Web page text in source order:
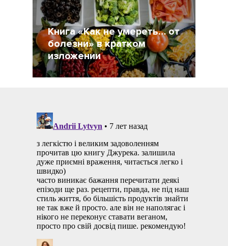
Книга «Как не умереть… от
болезни» в кратком
изложении